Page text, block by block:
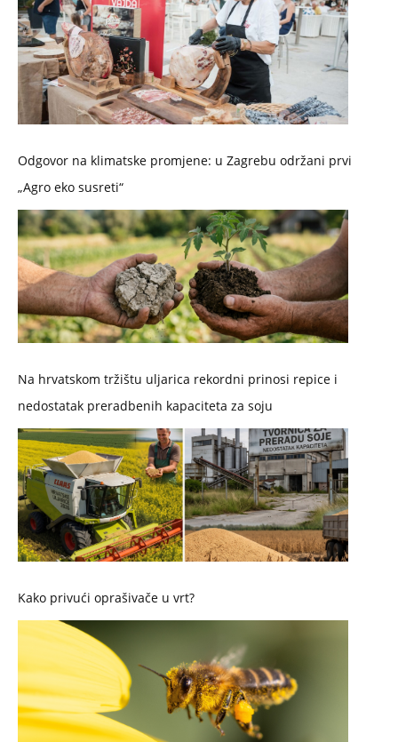
Odgovor na klimatske promjene: u Zagrebu održani prvi
„Agro eko susreti“
Na hrvatskom tržištu uljarica rekordni prinosi repice i
nedostatak preradbenih kapaciteta za soju
Kako privući oprašivače u vrt?